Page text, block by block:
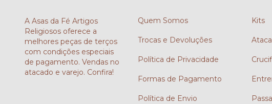
A Asas da Fé Artigos
Religiosos oferece a
melhores peças de terços
com condições especiais
de pagamento. Vendas no
atacado e varejo. Confira!
Quem Somos
Trocas e Devoluções
Política de Privacidade
Formas de Pagamento
Política de Envio
Kits